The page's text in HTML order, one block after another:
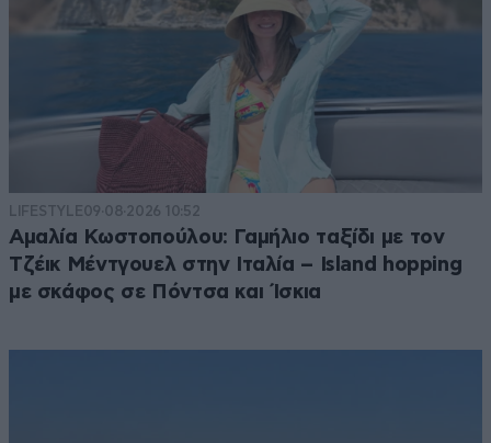
LIFESTYLE09·08·2026 10:52
Αμαλία Κωστοπούλου: Γαμήλιο ταξίδι με τον
Τζέικ Μέντγουελ στην Ιταλία – Island hopping
με σκάφος σε Πόντσα και Ίσκια